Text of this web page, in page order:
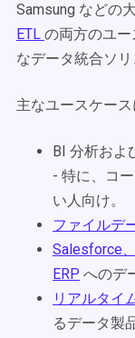
Samsung などの
ETL の両方のユ
なデータ統合ソリ
主なユースケー
BI 分析およ
- 特に、コ
い人向け。
ファイルデ
Salesforce
ERP へのデ
リアルタイ
るデータ製